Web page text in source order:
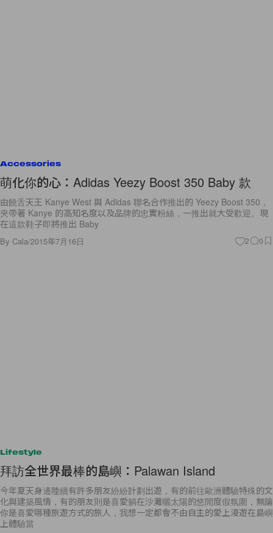
Accessories
萌化你的心：Adidas Yeezy Boost 350 Baby 款
由饒舌天王 Kanye West 與 Adidas 聯名合作推出的 Yeezy Boost 350，
夾帶著 Kanye 的高知名度以及品牌的忠實粉絲，一推出就大受歡迎。現
在這款鞋子即將推出 Baby
By Cala/2015年7月16日 2 0
Lifestyle
拜訪全世界最棒的島嶼：Palawan Island
今年夏天身邊陸續有許多朋友紛紛計劃出遊，有的前往歐洲體驗特殊的文
化與建築風情，有的朋友則是喜愛躺在沙灘曬太陽的悠閒度假氛圍，無論
你是喜愛哪種旅遊方式的旅人，我想一定都會不由自主的愛上漫遊在島嶼
上體驗當